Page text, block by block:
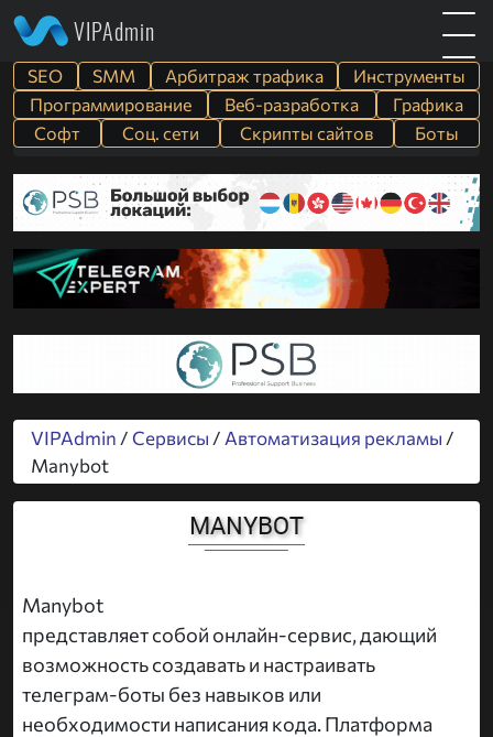
VIPAdmin
SEO SMM Арбитраж трафика
Инструменты
Программирование
Веб-разработка
Графика
Софт
Cоц. сети Скрипты сайтов Боты
VIPAdmin / Сервисы / Автоматизация рекламы /
Manybot
MANYBOT
Manybot
представляет собой онлайн-сервис, дающий
возможность создавать и настраивать
телеграм-боты без навыков или
необходимости написания кода. Платформа